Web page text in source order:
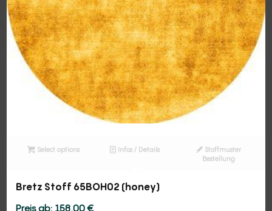
Select options Infos / Details
Stoffmuster
Bestellung
Bretz Stoff 65BOH02 (honey)
158,00€